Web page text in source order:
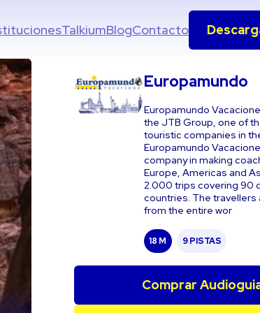
TalkiumBlogContacto
Europamundo
Europamundo
the JTB Group, one of
touristic companies in
Europamundo
company in making
Europe, Americas and
2.000 trips covering 90
countries. The travellers
from the entire wor
18 M 9 PISTAS
Comprar